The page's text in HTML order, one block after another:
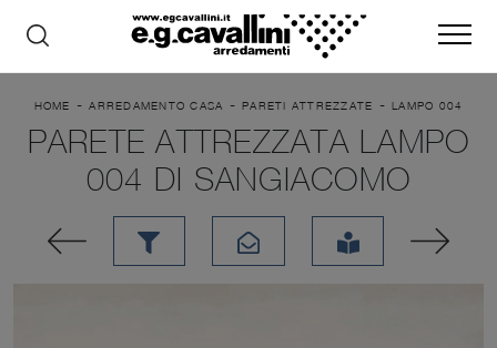
HOME -ARREDAMENTO CASA -PARETI ATTREZZATE -LAMPO 004
PARETE ATTREZZATA LAMPO
004 DI SANGIACOMO